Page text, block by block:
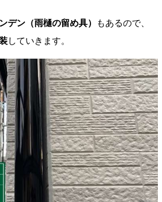
デン （雨樋の留め具）
もあるので、
していきます。